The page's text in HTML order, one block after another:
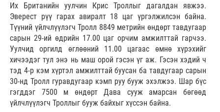
Их Британийн уулчин Крис Троллыг дагалдан явжээ.
Эверест рүү гарах авиралт 18 цаг үргэлжилсэн байна.
Түүний үйлчлүүлэгч Тролл 8849 метрийн өндөрт тавдугаар
сарын 29-ий өдрийн 17.00 цаг орчим амжилттай гарчээ.
Уулчид оргилд өглөөний 11.00 цагаас өмнө хүрэхийг
хичээдэг тул энэ нь маш орой гэсэн үг аж. Гэсэн хэдий ч
тэд 4-р кэм хүртэл амжилттай буусан ба тавдугаар сарын
30-нд Тролл гуравдугаар кэмп руу бууж эхэлжээ. Шар бүс
гэгддэг 7500 м өндөрт Дава сууж амарсан бөгөөд
үйлчлүүлэгч Троллыг бууж байхыг хүссэн байна.